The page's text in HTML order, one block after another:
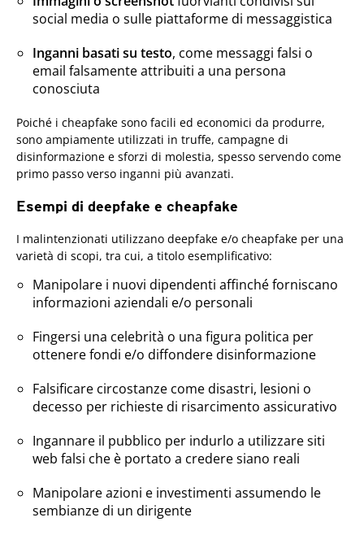
social media o sulle piattaforme di messaggistica
Inganni basati su testo, come messaggi falsi o
email falsamente attribuiti a una persona
conosciuta
Poiché i cheapfake sono facili ed economici da produrre,
sono ampiamente utilizzati in truffe, campagne di
disinformazione e sforzi di molestia, spesso servendo come
primo passo verso inganni più avanzati.
Esempi di deepfake e cheapfake
I malintenzionati utilizzano deepfake e/o cheapfake per una
varietà di scopi, tra cui, a titolo esemplificativo:
Manipolare i nuovi dipendenti affinché forniscano
informazioni aziendali e/o personali
Fingersi una celebrità o una figura politica per
ottenere fondi e/o diffondere disinformazione
Falsificare circostanze come disastri, lesioni o
decesso per richieste di risarcimento assicurativo
Ingannare il pubblico per indurlo a utilizzare siti
web falsi che è portato a credere siano reali
Manipolare azioni e investimenti assumendo le
sembianze di un dirigente